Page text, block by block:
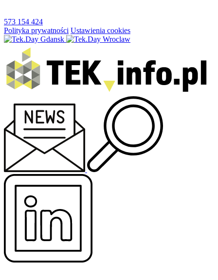
573 154 424
Polityka prywatności Ustawienia cookies